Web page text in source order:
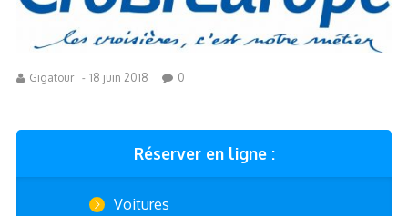
Réserver en ligne :
Voitures
Gigatour - 18 juin 2018 0